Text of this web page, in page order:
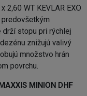
2,60 WT KEVLAR EXO
stopu pri rýchlej
znižujú valivý
množstvo hrán
povrchu.
MINION DHF